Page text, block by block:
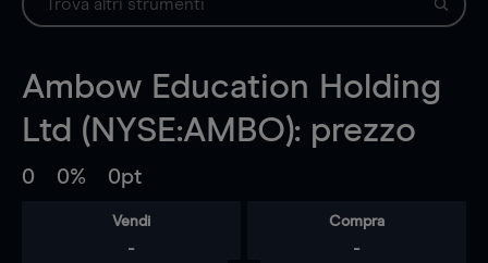
Ambow Education Holding
Ltd (NYSE:AMBO): prezzo
0 0% 0pt
Vendi
-
Compra
-